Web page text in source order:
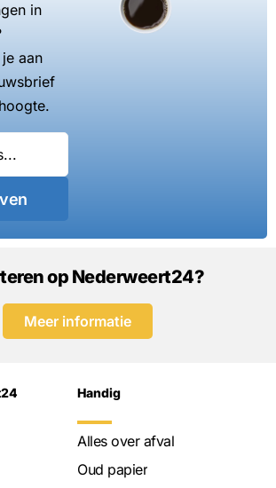
in
aan
op Nederweert24?
Meer informatie
Handig
Alles over afval
Oud papier